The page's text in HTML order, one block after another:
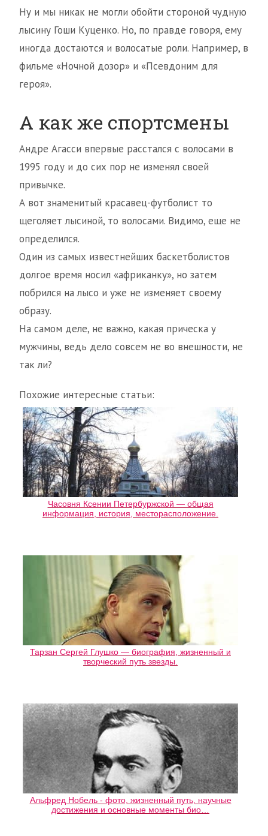
Ну и мы никак не могли обойти стороной чудную
лысину Гоши Куценко. Но, по правде говоря, ему
иногда достаются и волосатые роли. Например, в
фильме «Ночной дозор» и «Псевдоним для
героя».
А как же спортсмены
Андре Агасси впервые расстался с волосами в
1995 году и до сих пор не изменял своей
привычке.
А вот знаменитый красавец-футболист то
щеголяет лысиной, то волосами. Видимо, еще не
определился.
Один из самых известнейших баскетболистов
долгое время носил «африканку», но затем
побрился на лысо и уже не изменяет своему
образу.
На самом деле, не важно, какая прическа у
мужчины, ведь дело совсем не во внешности, не
так ли?
Похожие интересные статьи:
Часовня Ксении Петербуржской — общая
информация, история, месторасположение.
Тарзан Сергей Глушко — биография, жизненный и
творческий путь звезды.
Альфред Нобель - фото, жизненный путь, научные
достижения и основные моменты био…